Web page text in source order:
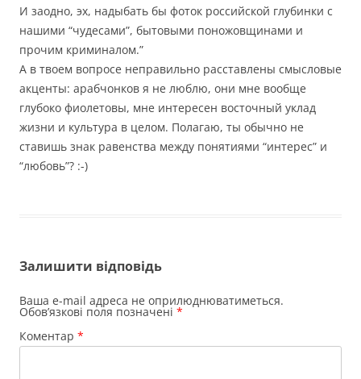
И заодно, эх, надыбать бы фоток российской глубинки с
нашими “чудесами”, бытовыми поножовщинами и
прочим криминалом.”
А в твоем вопросе неправильно расставлены смысловые
акценты: арабчонков я не люблю, они мне вообще
глубоко фиолетовы, мне интересен восточный уклад
жизни и культура в целом. Полагаю, ты обычно не
ставишь знак равенства между понятиями “интерес” и
“любовь”? :-)
Залишити відповідь
Ваша e-mail адреса не оприлюднюватиметься.
Обов’язкові поля позначені *
Коментар *